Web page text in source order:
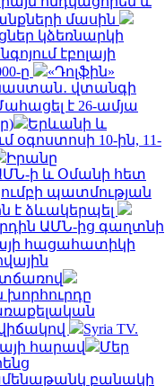
մասին
կձեռնարկի
էբոլայի
ը
«Դոլֆին»
վտանգի
է 26-ամյա
Երևանի և
օգոստոսի 10-ին, 11-
Իրանը
ի և Օմանի հետ
պատմության
է ձևակերպել
ԱՄՆ-ից գաղտնի
հացահատիկի
Syria TV.
հարավ
Մեր
բանակի